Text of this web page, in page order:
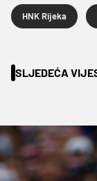
HNK Rijeka
SLJEDEĆA